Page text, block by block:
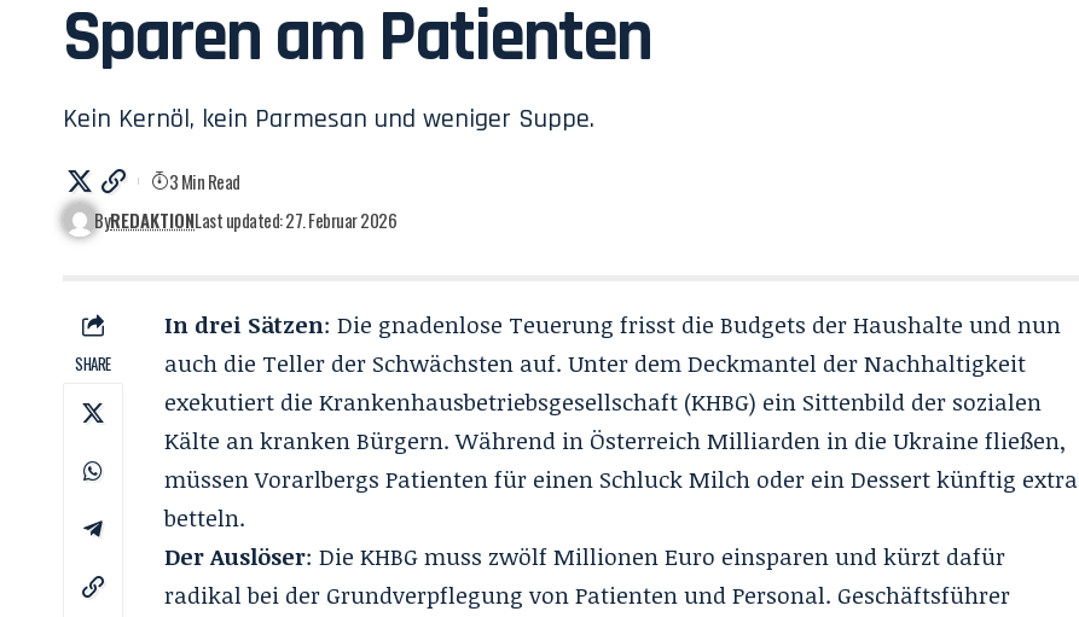
Sparen am Patienten
Kein Kernöl, kein Parmesan und weniger Suppe.
ByREDAKTIONLast updated: 27. Februar 2026
3 Min Read
SHARE
In drei Sätzen: Die gnadenlose Teuerung frisst die Budgets der Haushalte und nun
auch die Teller der Schwächsten auf. Unter dem Deckmantel der Nachhaltigkeit
exekutiert die Krankenhausbetriebsgesellschaft (KHBG) ein Sittenbild der sozialen
Kälte an kranken Bürgern. Während in Österreich Milliarden in die Ukraine fließen,
müssen Vorarlbergs Patienten für einen Schluck Milch oder ein Dessert künftig extra
betteln.
Der Auslöser: Die KHBG muss zwölf Millionen Euro einsparen und kürzt dafür
radikal bei der Grundverpflegung von Patienten und Personal. Geschäftsführer